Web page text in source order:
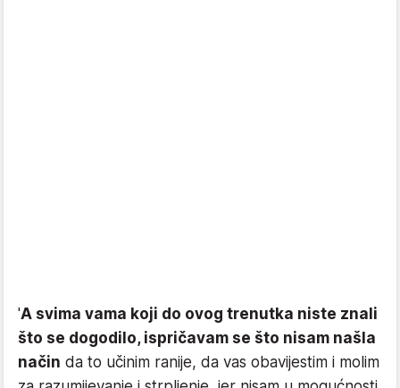
'A svima vama koji do ovog trenutka niste znali
što se dogodilo, ispričavam se što nisam našla
način da to učinim ranije, da vas obavijestim i molim